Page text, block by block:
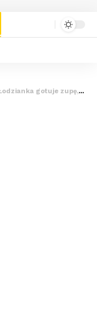
gotuje zupę, żeby zebrać 7 milionów dla chorej Lilianki. Koniecznie tam lećcie i pomóżcie!